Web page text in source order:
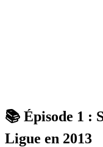
📚 Épisode 1 :
Ligue en 2013